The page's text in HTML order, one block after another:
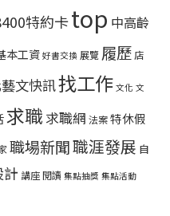
特約卡top 中高齡
本工資 好書交換 展覽 履歷店
文快訊找工作 文化 文
求職 求職網 法案特休假
職場新聞職涯發展 自
計 講座閱讀 集點抽獎 集點活動